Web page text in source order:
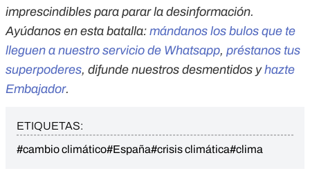
imprescindibles para parar la desinformación.
Ayúdanos en esta batalla: mándanos los bulos que te
lleguen a nuestro servicio de Whatsapp, préstanos tus
superpoderes, difunde nuestros desmentidos yhazte
Embajador.
ETIQUETAS:
#cambio climático#España#crisis climática#clima